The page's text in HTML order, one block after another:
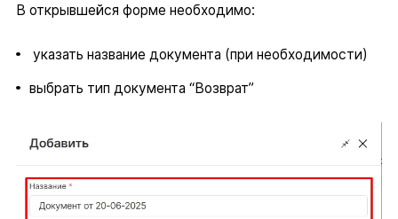
В открывшейся форме необходимо:
указать название документа (при необходимости)
выбрать тип документа “Возврат”